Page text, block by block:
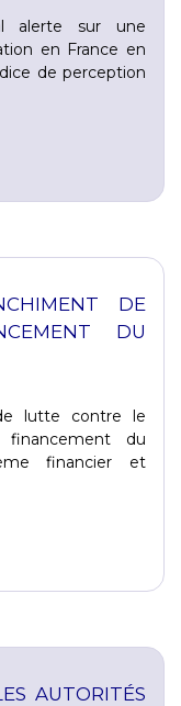
alerte sur une
en France en
de perception
DE
DU
lutte contre le
du
financier et
AUTORITÉS